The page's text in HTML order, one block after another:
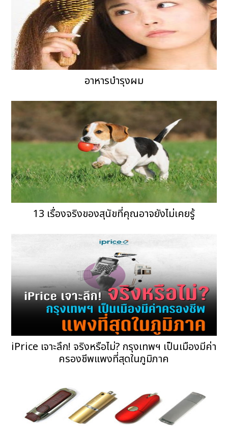
อาหารบำรุงผม
13 เรื่องจริงของสุนัขที่คุณอาจยังไม่เคยรู้
iPrice เจาะลึก! จริงหรือไม่? กรุงเทพฯ เป็นเมืองมีค่า
ครองชีพแพงที่สุดในภูมิภาค